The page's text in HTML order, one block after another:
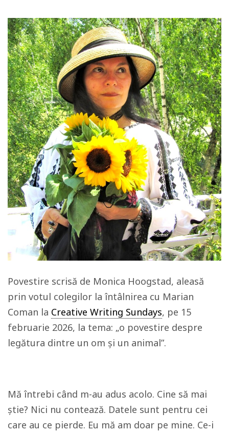
Povestire scrisă de Monica Hoogstad, aleasă
prin votul colegilor la întâlnirea cu Marian
Coman la Creative Writing Sundays, pe 15
februarie 2026, la tema: „o povestire despre
legătura dintre un om și un animal”.
Mă întrebi când m-au adus acolo. Cine să mai
știe? Nici nu contează. Datele sunt pentru cei
care au ce pierde. Eu mă am doar pe mine. Ce-i